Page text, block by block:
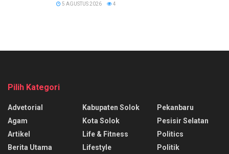
5 AGUSTUS 2026 4
Pilih Kategori
Advetorial
Agam
Artikel
Berita Utama
Kabupaten Solok
Kota Solok
Life & Fitness
Lifestyle
Pekanbaru
Pesisir Selatan
Politics
Politik